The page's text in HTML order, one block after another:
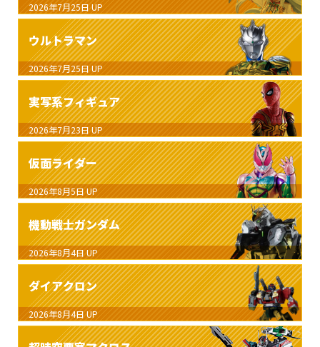
2026年7月25日 UP
ウルトラマン
2026年7月25日 UP
実写系フィギュア
2026年7月23日 UP
仮面ライダー
2026年8月5日 UP
機動戦士ガンダム
2026年8月4日 UP
ダイアクロン
2026年8月4日 UP